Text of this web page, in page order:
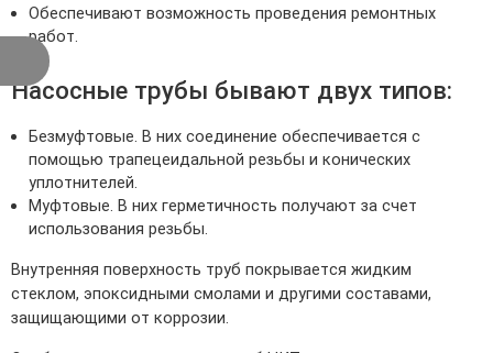
Обеспечивают возможность проведения ремонтных
работ.
Насосные трубы бывают двух типов:
Безмуфтовые. В них соединение обеспечивается с
помощью трапецеидальной резьбы и конических
уплотнителей.
Муфтовые. В них герметичность получают за счет
использования резьбы.
Внутренняя поверхность труб покрывается жидким
стеклом, эпоксидными смолами и другими составами,
защищающими от коррозии.